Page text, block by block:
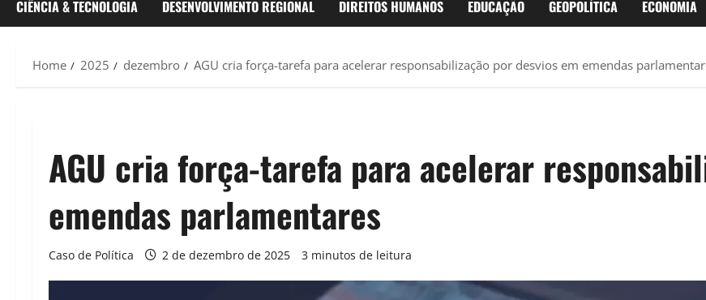
CIÊNCIA & TECNOLOGIA DESENVOLVIMENTO REGIONAL DIREITOS HUMANOS EDUCAÇÃO GEOPOLÍTICA ECONOMIA
Home 2025 dezembro AGU cria força-tarefa para acelerar responsabilização por desvios em emendas
AGU cria força-tarefa para acelerar
emendas parlamentares
Caso de Política 2 de dezembro de 2025 3 minutos de leitura